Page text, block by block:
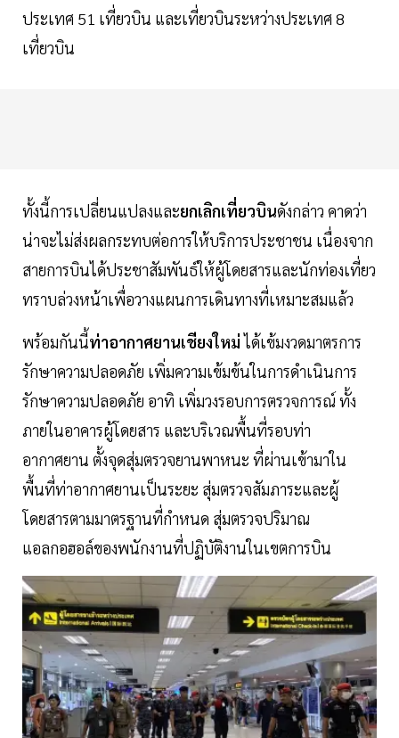
ประเทศ 51 เที่ยวบิน และเที่ยวบินระหว่างประเทศ 8
เที่ยวบิน
ทั้งนี้การเปลี่ยนแปลงและยกเลิกเที่ยวบินดังกล่าว คาดว่า
น่าจะไม่ส่งผลกระทบต่อการให้บริการประชาชน เนื่องจาก
สายการบินได้ประชาสัมพันธ์ให้ผู้โดยสารและนักท่องเที่ยว
ทราบล่วงหน้าเพื่อวางแผนการเดินทางที่เหมาะสมแล้ว
พร้อมกันนี้ท่าอากาศยานเชียงใหม่ได้เข้มงวดมาตรการ
รักษาความปลอดภัย เพิ่มความเข้มข้นในการดำเนินการ
รักษาความปลอดภัย อาทิ เพิ่มวงรอบการตรวจการณ์ ทั้ง
ภายในอาคารผู้โดยสาร และบริเวณพื้นที่รอบท่า
อากาศยาน ตั้งจุดสุ่มตรวจยานพาหนะ ที่ผ่านเข้ามาใน
พื้นที่ท่าอากาศยานเป็นระยะ สุ่มตรวจสัมภาระและผู้
โดยสารตามมาตรฐานที่กำหนด สุ่มตรวจปริมาณ
แอลกอฮอล์ของพนักงานที่ปฏิบัติงานในเขตการบิน